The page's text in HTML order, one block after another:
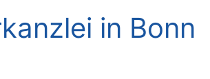
in Bonn